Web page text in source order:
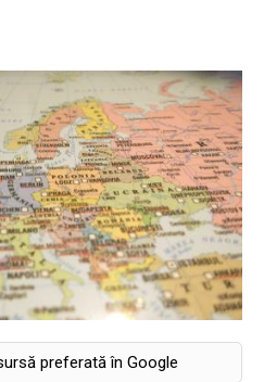
preferată în Google